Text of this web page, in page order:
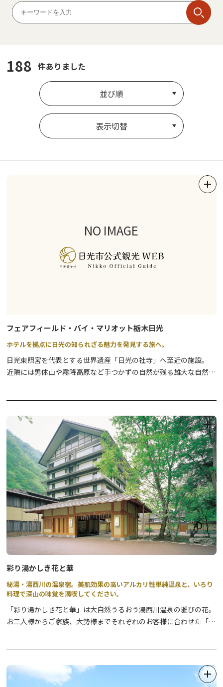
188 件ありました
並び順
表示切替
NO IMAGE
フェアフィールド・バイ・マリオット栃木日光
ホテルを拠点に日光の知られざる魅力を発見する旅へ。
日光東照宮を代表とする世界遺産「日光の社寺」へ至近の施設。
近隣には男体山や霧降高原など手つかずの自然が残る雄大な自然に
かりとしても大変便利なロケーションです。
彩り湯かしき花と華
秘湯・湯西川の温泉宿。美肌効果の高いアルカリ性単純温泉と、いろり
料理で深山の味覚を満喫してください。
「彩り湯かしき花と華」は大自然うるおう湯西川温泉の雅びの花。
お二人様からご家族、大勢様までそれぞれのお客様に合わせた「宿
ます。
お料理は平家お狩場焼き、湯西川平家懐石、お好み鉄板焼きからお